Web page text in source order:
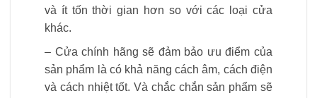
và ít tốn thời gian hơn so với các loại cửa
khác.
– Cửa chính hãng sẽ đảm bảo ưu điểm của
sản phẩm là có khả năng cách âm, cách điện
và cách nhiệt tốt. Và chắc chắn sản phẩm sẽ